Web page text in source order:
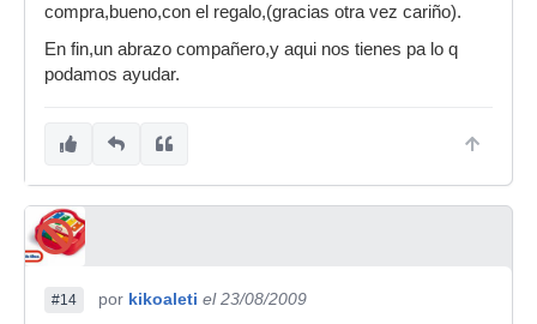
compra,bueno,con el regalo,(gracias otra vez cariño).
En fin,un abrazo compañero,y aqui nos tienes pa lo q
podamos ayudar.
#14 por kikoaleti el 23/08/2009